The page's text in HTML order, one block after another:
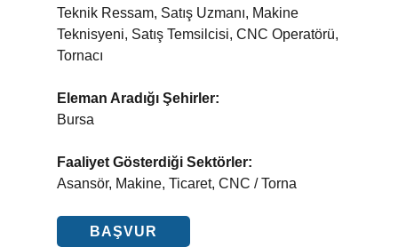
Teknik Ressam, Satış Uzmanı, Makine
Teknisyeni, Satış Temsilcisi, CNC Operatörü,
Tornacı
Eleman Aradığı Şehirler:
Bursa
Faaliyet Gösterdiği Sektörler:
Asansör, Makine, Ticaret, CNC / Torna
BAŞVUR